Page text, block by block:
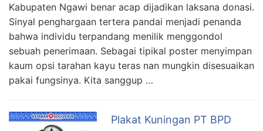
Kabupaten Ngawi benar acap dijadikan laksana donasi.
Sinyal penghargaan tertera pandai menjadi penanda
bahwa individu terpandang menilik menggondol
sebuah penerimaan. Sebagai tipikal poster menyimpan
kaum opsi tarahan kayu teras nan mungkin disesuaikan
pakai fungsinya. Kita sanggup …
Plakat Kuningan PT BPD